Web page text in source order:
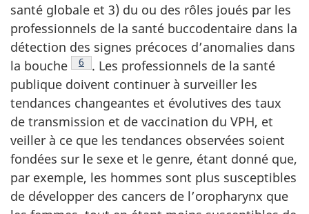
santé globale et 3) du ou des rôles joués par les
professionnels de la santé buccodentaire dans la
détection des signes précoces d’anomalies dans
la bouche Note de bas de page
6 . Les professionnels de la santé
publique doivent continuer à surveiller les
tendances changeantes et évolutives des taux
de transmission et de vaccination du VPH, et
veiller à ce que les tendances observées soient
fondées sur le sexe et le genre, étant donné que,
par exemple, les hommes sont plus susceptibles
de développer des cancers de l’oropharynx que